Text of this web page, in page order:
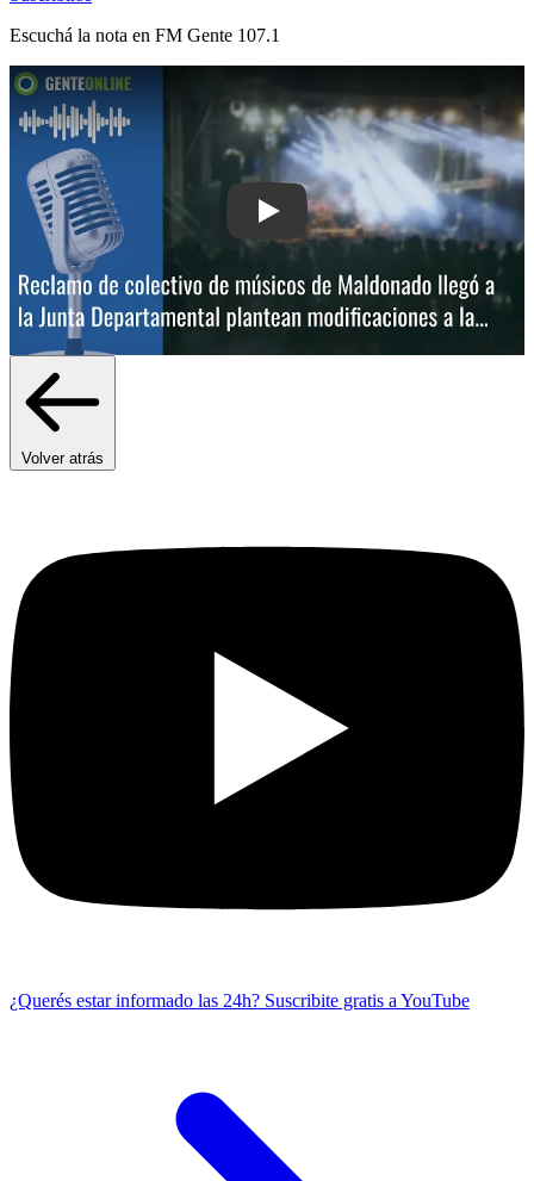
Escuchá la nota en FM Gente 107.1
Play: Reclamo de colectivo de
Volver atrás
¿Querés estar informado las 24h? Suscribite gratis a YouTube